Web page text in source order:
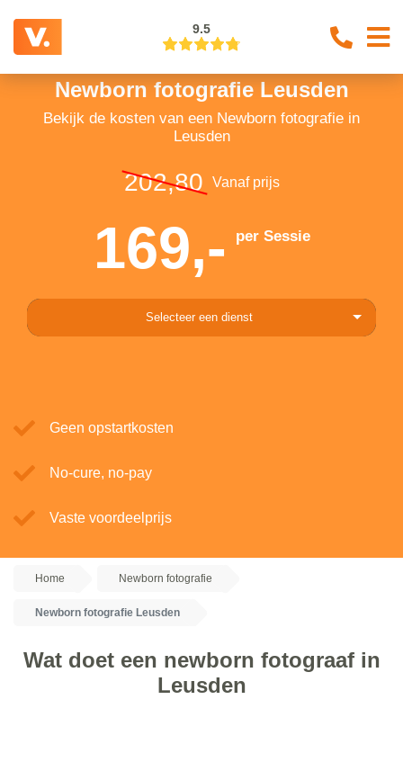
9.5
Newborn fotografie Leusden
Bekijk de kosten van een Newborn fotografie in
Leusden
202,80 Vanaf prijs
169,- per Sessie
Selecteer een dienst
Geen opstartkosten
No-cure, no-pay
Vaste voordeelprijs
Home Newborn fotografie
Newborn fotografie Leusden
Wat doet een newborn fotograaf in
Leusden